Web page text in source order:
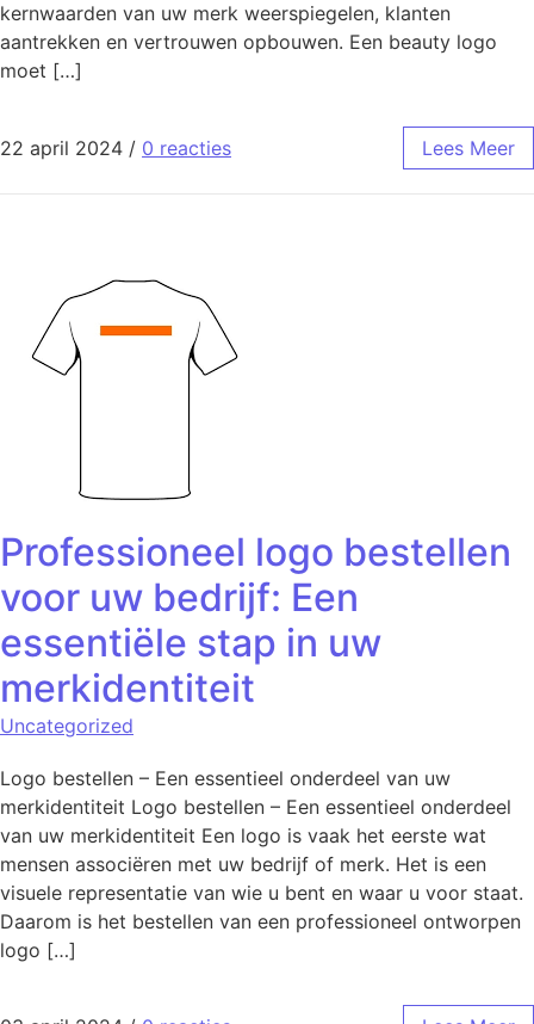
kernwaarden van uw merk weerspiegelen, klanten
aantrekken en vertrouwen opbouwen. Een beauty logo
moet […]
22 april 2024 / 0 reacties Lees Meer
Professioneel logo bestellen
voor uw bedrijf: Een
essentiële stap in uw
merkidentiteit
Uncategorized
Logo bestellen – Een essentieel onderdeel van uw
merkidentiteit Logo bestellen – Een essentieel onderdeel
van uw merkidentiteit Een logo is vaak het eerste wat
mensen associëren met uw bedrijf of merk. Het is een
visuele representatie van wie u bent en waar u voor staat.
Daarom is het bestellen van een professioneel ontworpen
logo […]